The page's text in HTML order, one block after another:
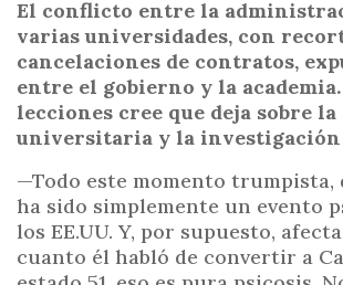
El conflicto entre la
varias universidades, con
cancelaciones de contratos,
entre el gobierno y la academia.
lecciones cree que deja sobre
universitaria y la
—Todo este momento trumpista,
ha sido simplemente un evento
los EE.UU. Y, por supuesto,
cuanto él habló de convertir a